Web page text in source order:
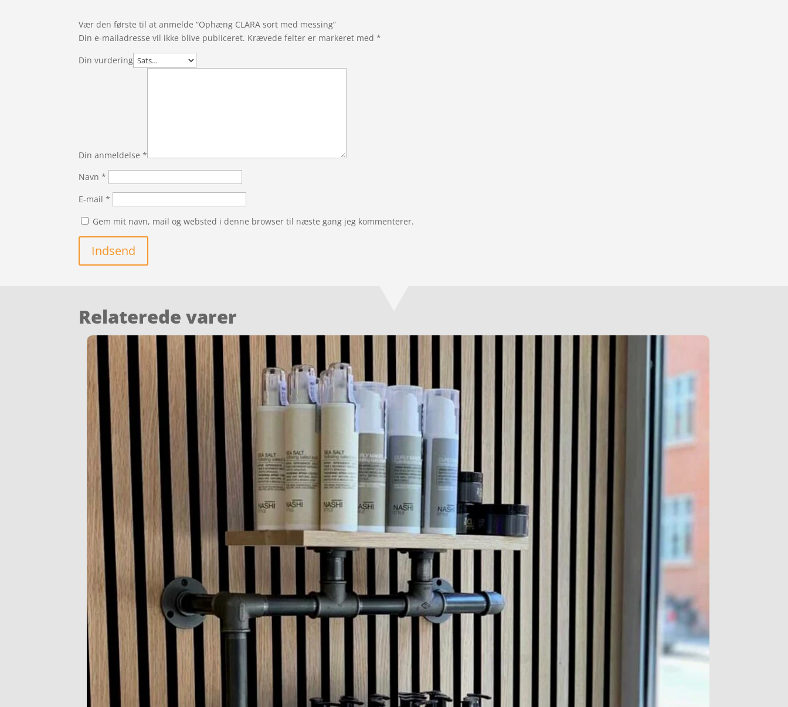
Vær den første til at anmelde “Ophæng CLARA sort med messing”
Din e-mailadresse vil ikke blive publiceret. Krævede felter er markeret med*
Din vurdering
Din anmeldelse*
Navn*
E-mail*
Gem mit navn, mail og websted i denne browser til næste gang jeg kommenterer.
Indsend
Relaterede varer